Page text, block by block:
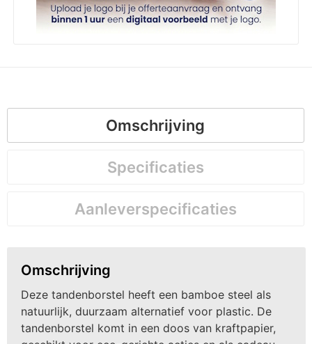
Omschrijving
Specificaties
Aanleverspecificaties
Omschrijving
Deze tandenborstel heeft een bamboe steel als
natuurlijk, duurzaam alternatief voor plastic. De
tandenborstel komt in een doos van kraftpapier,